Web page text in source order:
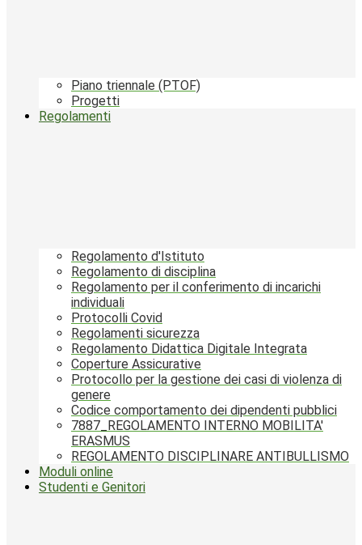
Piano triennale (PTOF)
Progetti
Regolamenti
Regolamento d'Istituto
Regolamento di disciplina
Regolamento per il conferimento di incarichi
individuali
Protocolli Covid
Regolamenti sicurezza
Regolamento Didattica Digitale Integrata
Coperture Assicurative
Protocollo per la gestione dei casi di violenza di
genere
Codice comportamento dei dipendenti pubblici
7887_REGOLAMENTO INTERNO MOBILITA'
ERASMUS
REGOLAMENTO DISCIPLINARE ANTIBULLISMO
Moduli online
Studenti e Genitori